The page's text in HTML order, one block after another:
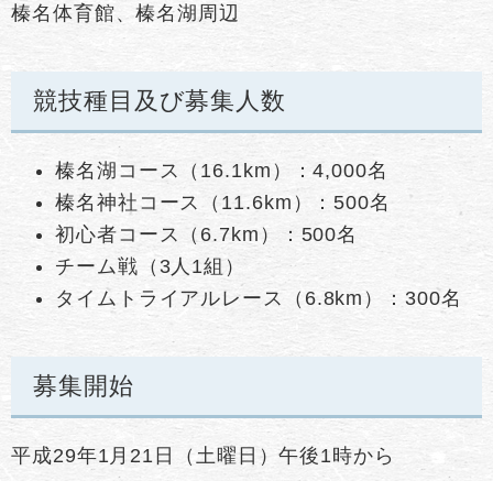
榛名体育館、榛名湖周辺
競技種目及び募集人数
榛名湖コース（16.1km）：4,000名
榛名神社コース（11.6km）：500名
初心者コース（6.7km）：500名
チーム戦（3人1組）
タイムトライアルレース（6.8km）：300名
募集開始
平成29年1月21日（土曜日）午後1時から